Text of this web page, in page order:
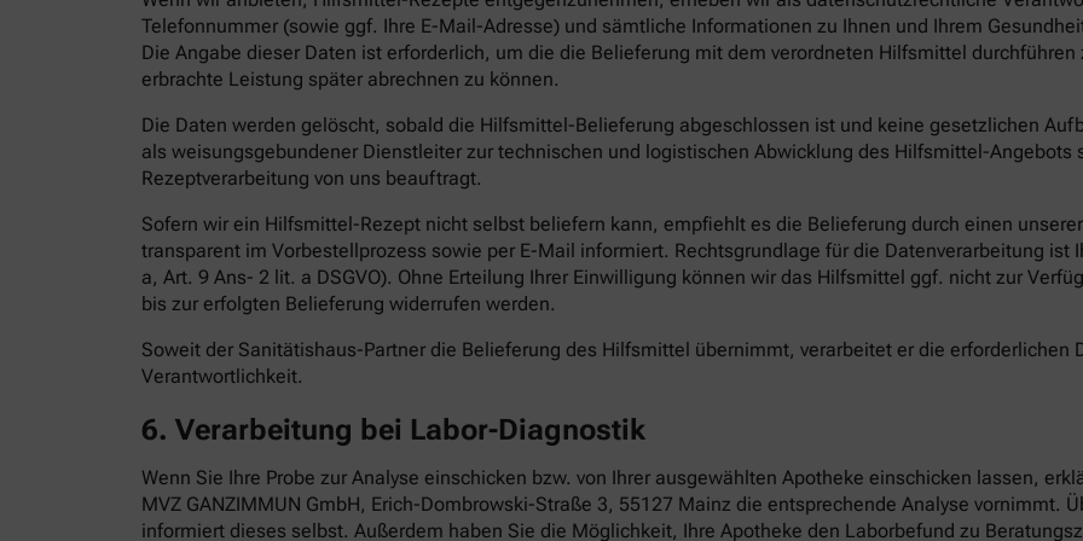
Telefonnummer (sowie ggf. Ihre E-Mail-Adresse) und sämtliche Informationen zu Ihnen und Ihrem
Die Angabe dieser Daten ist erforderlich, um die die Belieferung mit dem verordneten Hilfsmittel
erbrachte Leistung später abrechnen zu können.
Die Daten werden gelöscht, sobald die Hilfsmittel-Belieferung abgeschlossen ist und keine gesetzlichen
als weisungsgebundener Dienstleiter zur technischen und logistischen Abwicklung des Hilfsmittel-Angebots
Rezeptverarbeitung von uns beauftragt.
Sofern wir ein Hilfsmittel-Rezept nicht selbst beliefern kann, empfiehlt es die Belieferung durch einen
transparent im Vorbestellprozess sowie per E-Mail informiert. Rechtsgrundlage für die Datenverarbeitung ist
a, Art. 9 Ans- 2 lit. a DSGVO). Ohne Erteilung Ihrer Einwilligung können wir das Hilfsmittel ggf. nicht zur
bis zur erfolgten Belieferung widerrufen werden.
Soweit der Sanitätishaus-Partner die Belieferung des Hilfsmittel übernimmt, verarbeitet er die erforderlichen
Verantwortlichkeit.
6. Verarbeitung bei Labor-Diagnostik
Wenn Sie Ihre Probe zur Analyse einschicken bzw. von Ihrer ausgewählten Apotheke einschicken lassen,
MVZ GANZIMMUN GmbH, Erich-Dombrowski-Straße 3, 55127 Mainz die entsprechende Analyse vornimmt.
informiert dieses selbst. Außerdem haben Sie die Möglichkeit, Ihre Apotheke den Laborbefund zu